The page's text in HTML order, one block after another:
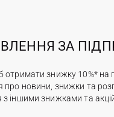
ЗА
отримати знижку 10%* на
про новини, знижки та
іншими знижками та